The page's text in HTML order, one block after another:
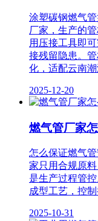
涂塑碳钢燃气
厂家，生产的
用压接工具即
接残留隐患。
化，适配云南潮
2025-12-20
燃气管厂家
怎么保证燃气
家只用合规原
是生产过程管
成型工艺，控
2025-10-31